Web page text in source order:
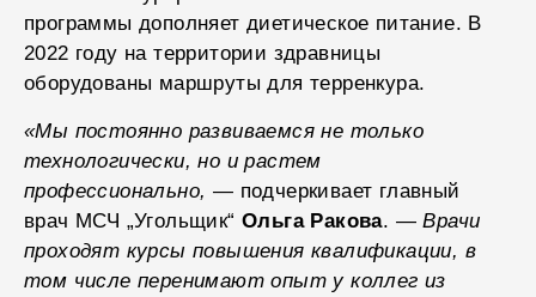
программы дополняет диетическое питание. В
2022 году на территории здравницы
оборудованы маршруты для терренкура.
«Мы постоянно развиваемся не только
технологически, но и растем
профессионально, — подчеркивает главный
врач МСЧ „Угольщик“ Ольга Ракова. —Врачи
проходят курсы повышения квалификации, в
том числе перенимают опыт у коллег из